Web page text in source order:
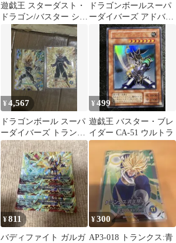
遊戯王 スターダスト・
ドラゴン/バスター シー
クレット DB01-JP001
ドラゴンボールスーパ
ーダイバーズ アドバン
スパック AP2-021 ド
ドリア
¥4,567
ドラゴンボール スーパ
ーダイバーズ トランク
ス：青年期
¥499
遊戯王 バスター・ブレ
イダー CA-51 ウルトラ
¥811
バディファイト ガルガ
¥300
AP3-018 トランクス:青